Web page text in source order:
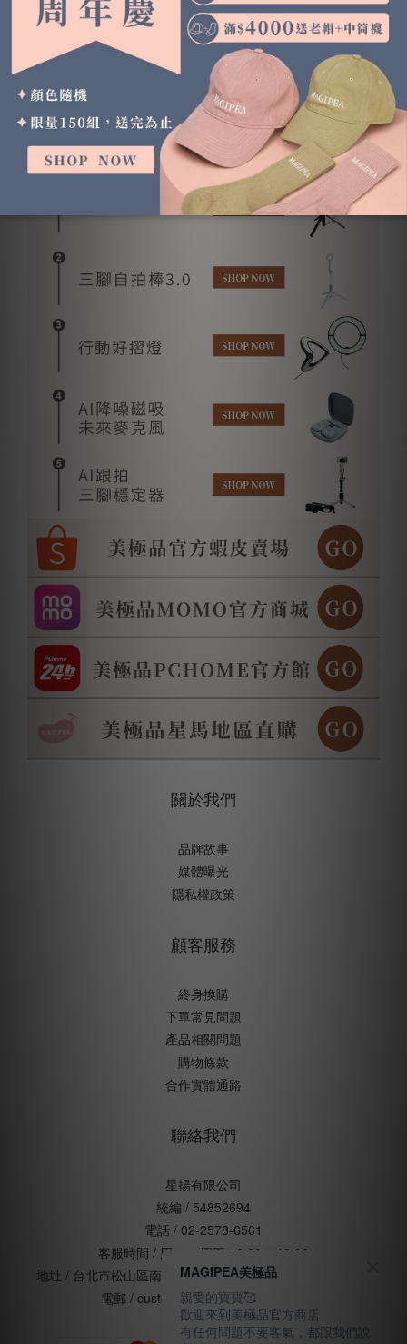
關於我們
品牌故事
媒體曝光
隱私權政策
顧客服務
終身換購
下單常見問題
產品相關問題
購物條款
合作實體通路
聯絡我們
星揚有限公司
統編 / 54852694
電話 / 02-2578-6561
客服時間 / 周一 ~ 周五 10:00 ~ 18:00
地址 / 台北市松山區南京東路五段168號五樓(辦公室非門市)
電郵 / customercare@magipea.com
MAGIPEA美極品
親愛的寶寶🥰
歡迎來到美極品官方商店
有任何問題不要客氣，都跟我們說